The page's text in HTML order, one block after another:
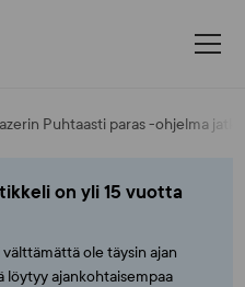
Puhtaasti paras -ohjelma
on yli 15 vuotta
välttämättä ole täysin ajan
löytyy ajankohtaisempaa